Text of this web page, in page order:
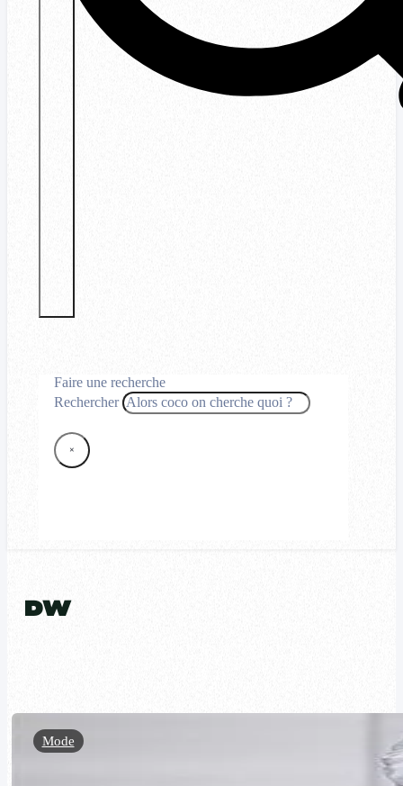
Faire une recherche
Rechercher
×
DW
Mode